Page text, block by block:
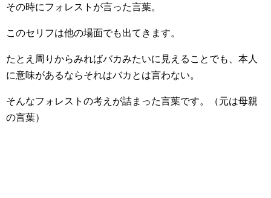
その時にフォレストが言った言葉。
このセリフは他の場面でも出てきます。
たとえ周りからみればバカみたいに見えることでも、本人
に意味があるならそれはバカとは言わない。
そんなフォレストの考えが詰まった言葉です。（元は母親
の言葉）